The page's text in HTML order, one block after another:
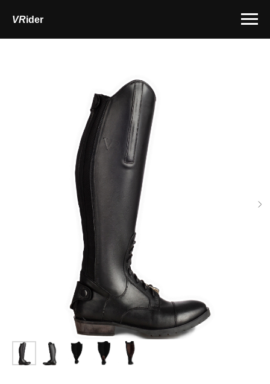
VRider